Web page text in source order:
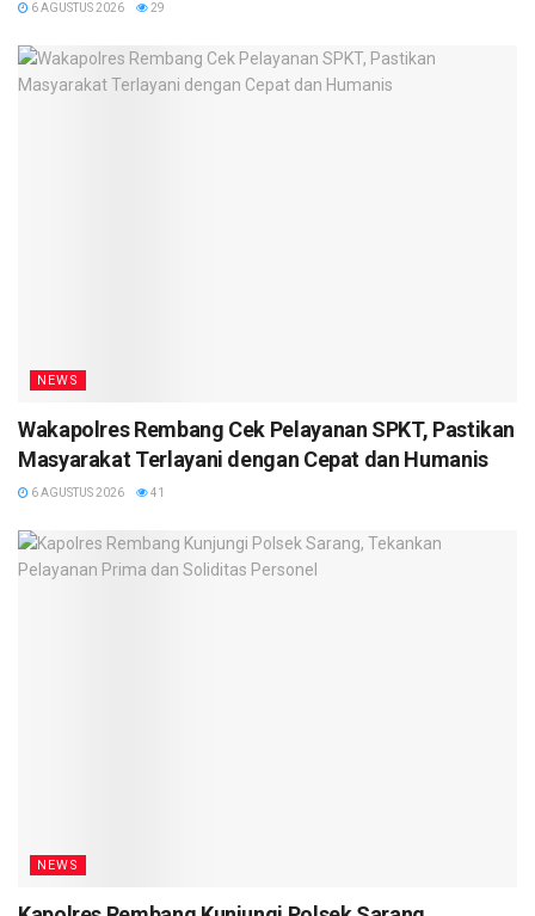
6 AGUSTUS 2026 29
NEWS
Wakapolres Rembang Cek Pelayanan SPKT, Pastikan
Masyarakat Terlayani dengan Cepat dan Humanis
6 AGUSTUS 2026 41
NEWS